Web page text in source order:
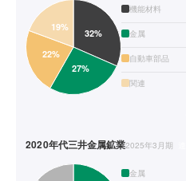
機能材料
金属
自動車部品
関連
2020年代三井金属鉱業2025年3月期
金属